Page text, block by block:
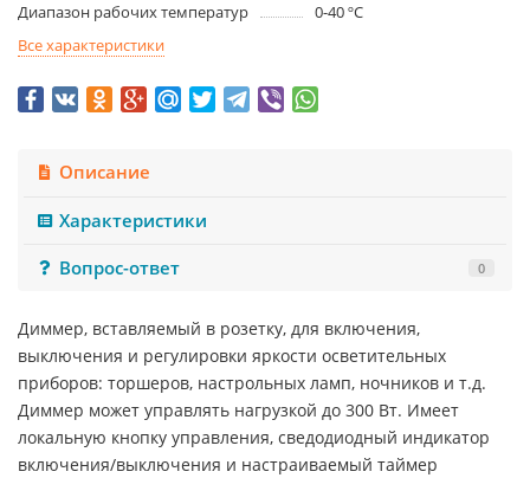
Диапазон рабочих температур
0-40 ºС
Все характеристики
Описание
Характеристики
Вопрос-ответ
0
Диммер, вставляемый в розетку, для включения,
выключения и регулировки яркости осветительных
приборов: торшеров, настрольных ламп, ночников и т.д.
Диммер может управлять нагрузкой до 300 Вт. Имеет
локальную кнопку управления, сведодиодный индикатор
включения/выключения и настраиваемый таймер